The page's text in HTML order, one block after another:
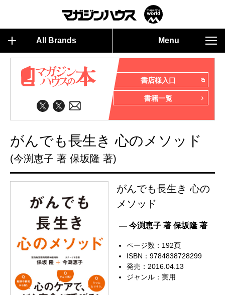
All Brands Menu
書店様入口
書籍一覧
がんでも長生き 心のメソッド
(今渕恵子 著 保坂隆 著)
がんでも長生き 心の
メソッド
— 今渕恵子 著 保坂隆 著
ページ数：192頁
ISBN：9784838728299
発売：2016.04.13
ジャンル：実用